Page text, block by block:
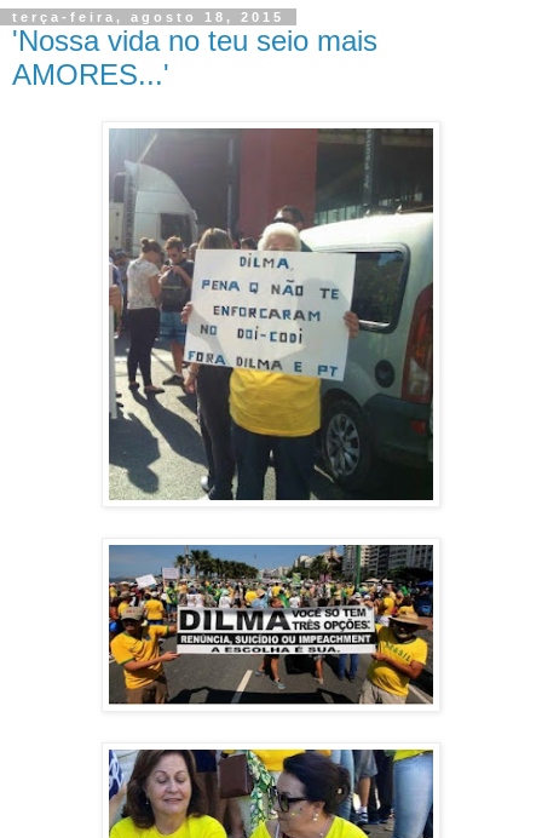
terça-feira, agosto 18, 2015
'Nossa vida no teu seio mais
AMORES...'